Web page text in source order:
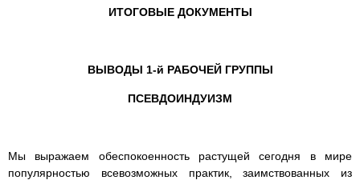
ИТОГОВЫЕ ДОКУМЕНТЫ
ВЫВОДЫ 1-й РАБОЧЕЙ ГРУППЫ
ПСЕВДОИНДУИЗМ
Мы выражаем обеспокоенность растущей сегодня в мире
популярностью всевозможных практик, заимствованных из